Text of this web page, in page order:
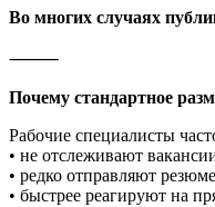
Во многих случаях
⸻
Почему стандартное
Рабочие специалисты
• не отслеживают
• редко отправляют резюме
• быстрее реагируют на